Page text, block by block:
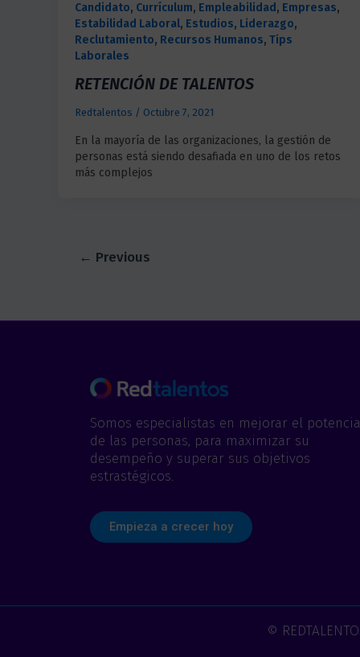
Candidato, Currículum, Empleabilidad , Empresas,
Estabilidad Laboral, Estudios, Liderazgo,
Reclutamiento, Recursos Humanos, Tips
Laborales
RETENCIÓN DE TALENTOS
Redtalentos / Octubre 7, 2021
En la mayoría de las organizaciones, la gestión de
personas está siendo desafiada en uno de los retos
más complejos
← Previous
Somos especialistas en mejorar el
de las personas, para maximizar su
desempeño y superar sus objetivos
estrastégicos.
Empieza a crecer hoy
©